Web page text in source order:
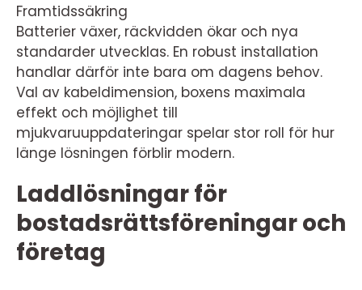
Framtidssäkring
Batterier växer, räckvidden ökar och nya
standarder utvecklas. En robust installation
handlar därför inte bara om dagens behov.
Val av kabeldimension, boxens maximala
effekt och möjlighet till
mjukvaruuppdateringar spelar stor roll för hur
länge lösningen förblir modern.
Laddlösningar för
bostadsrättsföreningar och
företag